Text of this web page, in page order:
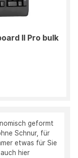
II Pro bulk
geformt
Schnur, für
etwas für Sie
hier